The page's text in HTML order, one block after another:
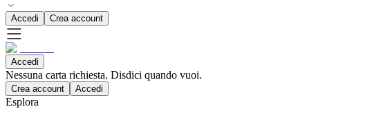
Accedi Crea account
Accedi
Nessuna carta richiesta. Disdici quando vuoi.
Crea account Accedi
Esplora